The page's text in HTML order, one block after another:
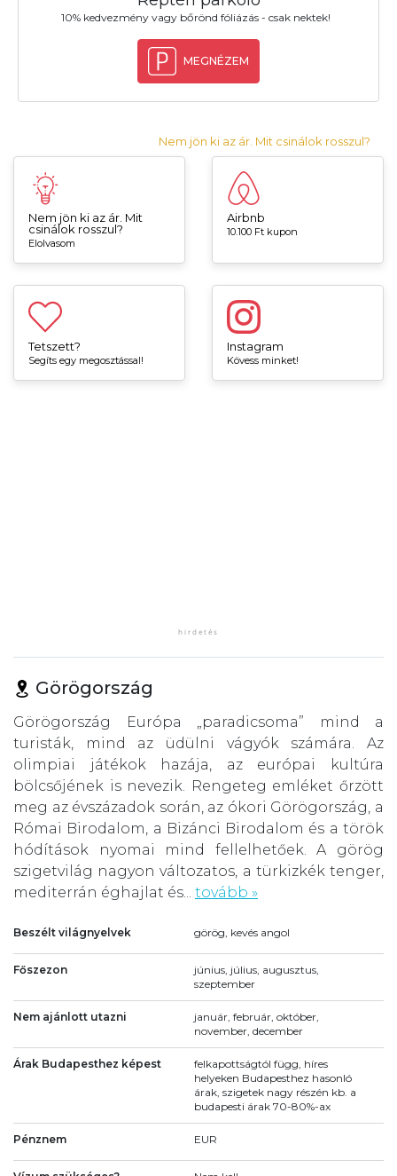
10% kedvezmény vagy bőrönd fóliázás - csak nektek!
MEGNÉZEM
Nem jön ki az ár. Mit csinálok rosszul?
Nem jön ki az ár. Mit
csinálok rosszul?
Elolvasom
Airbnb
10.100 Ft kupon
Tetszett?
Segíts egy megosztással!
Instagram
Kövess minket!
Görögország
Görögország Európa „paradicsoma” mind a
turisták, mind az üdülni vágyók számára. Az
olimpiai játékok hazája, az európai kultúra
bölcsőjének is nevezik. Rengeteg emléket őrzött
meg az évszázadok során, az ókori Görögország, a
Római Birodalom, a Bizánci Birodalom és a török
hódítások nyomai mind fellelhetőek. A görög
szigetvilág nagyon változatos, a türkizkék tenger,
mediterrán éghajlat és... tovább »
Beszélt világnyelvek görög, kevés angol
Főszezon
június, július, augusztus,
szeptember
Nem ajánlott utazni
január, február, október,
november, december
Árak Budapesthez képest
felkapottságtól függ, híres
helyeken Budapesthez hasonló
árak, szigetek nagy részén kb. a
budapesti árak 70-80%-ax
Pénznem EUR